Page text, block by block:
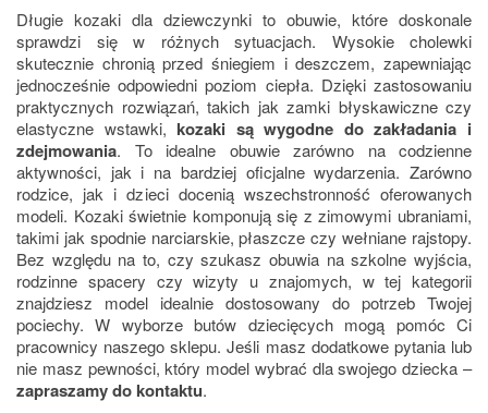
Długie kozaki dla dziewczynki to obuwie, które doskonale
sprawdzi się w różnych sytuacjach. Wysokie cholewki
skutecznie chronią przed śniegiem i deszczem, zapewniając
jednocześnie odpowiedni poziom ciepła. Dzięki zastosowaniu
praktycznych rozwiązań, takich jak zamki błyskawiczne czy
elastyczne wstawki, kozaki są wygodne do zakładania i
zdejmowania. To idealne obuwie zarówno na codzienne
aktywności, jak i na bardziej oficjalne wydarzenia. Zarówno
rodzice, jak i dzieci docenią wszechstronność oferowanych
modeli. Kozaki świetnie komponują się z zimowymi ubraniami,
takimi jak spodnie narciarskie, płaszcze czy wełniane rajstopy.
Bez względu na to, czy szukasz obuwia na szkolne wyjścia,
rodzinne spacery czy wizyty u znajomych, w tej kategorii
znajdziesz model idealnie dostosowany do potrzeb Twojej
pociechy. W wyborze butów dziecięcych mogą pomóc Ci
pracownicy naszego sklepu. Jeśli masz dodatkowe pytania lub
nie masz pewności, który model wybrać dla swojego dziecka –
zapraszamy do kontaktu.